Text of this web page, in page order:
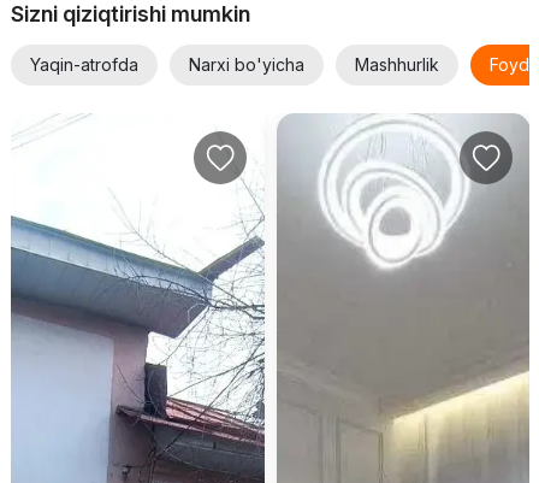
Sizni qiziqtirishi mumkin
Yaqin-atrofda Narxi bo'yicha Mashhurlik